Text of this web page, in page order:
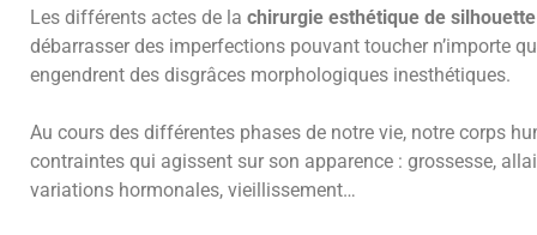
Les différents actes de la chirurgie esthétique de
débarrasser des imperfections pouvant toucher n’importe
engendrent des disgrâces morphologiques inesthétiques.
Au cours des différentes phases de notre vie, notre corps
contraintes qui agissent sur son apparence : grossesse,
variations hormonales, vieillissement…